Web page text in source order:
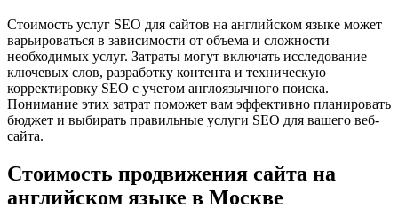
Стоимость услуг SEO для сайтов на английском языке может
варьироваться в зависимости от объема и сложности
необходимых услуг. Затраты могут включать исследование
ключевых слов, разработку контента и техническую
корректировку SEO с учетом англоязычного поиска.
Понимание этих затрат поможет вам эффективно планировать
бюджет и выбирать правильные услуги SEO для вашего веб-
сайта.
Стоимость продвижения сайта на
английском языке в Москве